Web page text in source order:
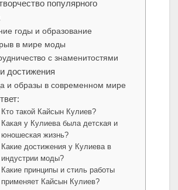
популярного
годы и образование
в мире моды
с знаменитостями
достижения
и образы в современном мире
Кто такой Кайсын Кулиев?
Какая у Кулиева была детская и
юношеская жизнь?
Какие достижения у Кулиева в
индустрии моды?
Какие принципы и стиль работы
применяет Кайсын Кулиев?